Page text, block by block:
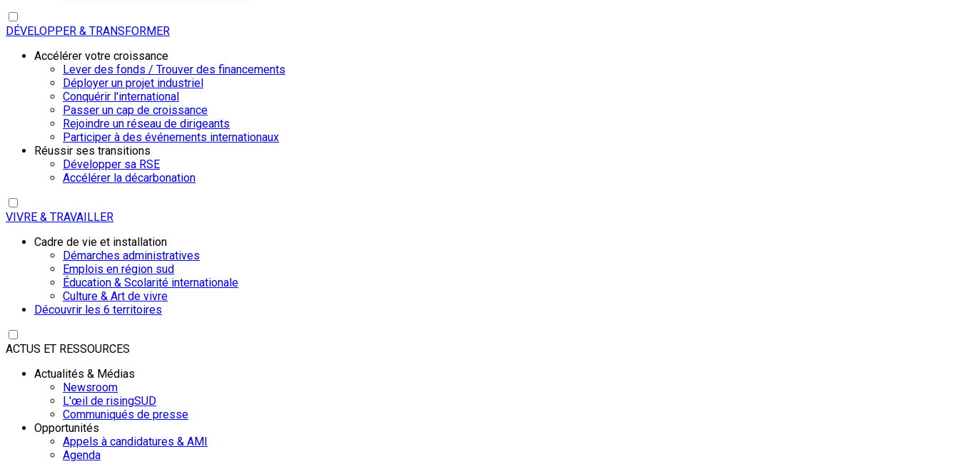
DÉVELOPPER & TRANSFORMER
Accélérer votre croissance
Lever des fonds / Trouver des financements
Déployer un projet industriel
Conquérir l'international
Passer un cap de croissance
Rejoindre un réseau de dirigeants
Participer à des événements internationaux
Réussir ses transitions
Développer sa RSE
Accélérer la décarbonation
VIVRE & TRAVAILLER
Cadre de vie et installation
Démarches administratives
Emplois en région sud
Éducation & Scolarité internationale
Culture & Art de vivre
Découvrir les 6 territoires
ACTUS ET RESSOURCES
Actualités & Médias
Newsroom
L'œil de risingSUD
Communiqués de presse
Opportunités
Appels à candidatures & AMI
Agenda